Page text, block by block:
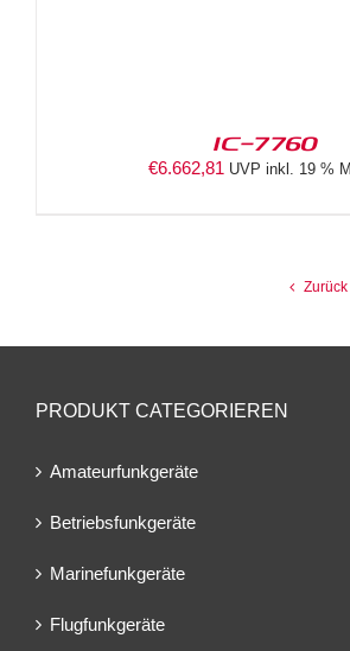
IC-7760
€6.662,81 UVP inkl. 19 %
Zurück
PRODUKT CATEGORIEREN
Amateurfunkgeräte
Betriebsfunkgeräte
Marinefunkgeräte
Flugfunkgeräte